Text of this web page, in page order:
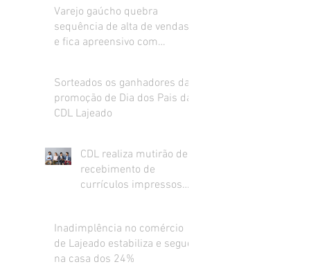
Varejo gaúcho quebra
sequência de alta de vendas
e fica apreensivo com
Sorteados os ganhadores da
promoção de Dia dos Pais da
CDL Lajeado
CDL realiza mutirão de
recebimento de
currículos impressos
Inadimplência no comércio
de Lajeado estabiliza e segue
na casa dos 24%